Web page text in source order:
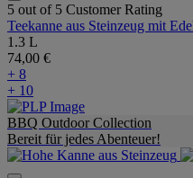
5 out of 5 Customer Rating
Teekanne aus Steinzeug mit
1.3 L
74,00 €
+ 8
+ 10
BBQ Outdoor Collection
Bereit für jedes Abenteuer!